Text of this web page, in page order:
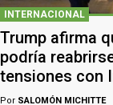
INTERNACIONAL
Trump afirma
podría
tensiones con
Por SALOMÓN MICHITTE